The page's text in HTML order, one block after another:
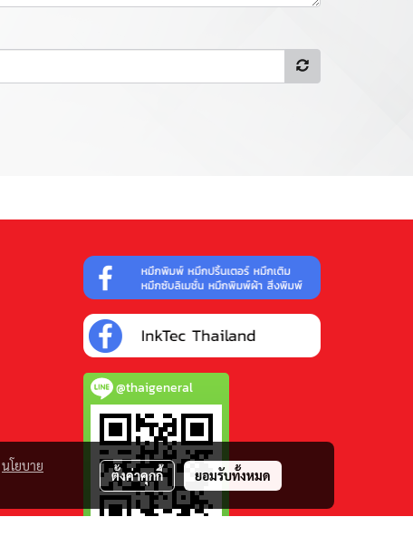
@thaigeneral
นโยบาย
ตั้งค่าคุกกี้ ยอมรับทั้งหมด